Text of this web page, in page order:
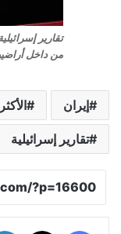
تقارير
من داخل
إيران
تقارير إسرائيلية